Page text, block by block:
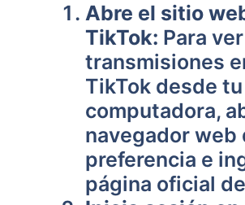
Abre el sitio
TikTok: Para ver
transmisiones
TikTok desde tu
computadora,
navegador web
preferencia e
página oficial